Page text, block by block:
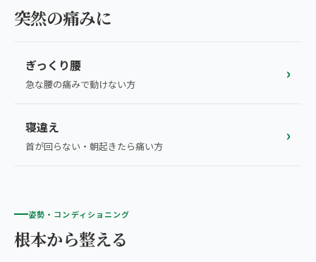
突然の痛みに
ぎっくり腰
急な腰の痛みで動けない方
›
寝違え
首が回らない・朝起きたら痛い方
›
姿勢・コンディショニング
根本から整える